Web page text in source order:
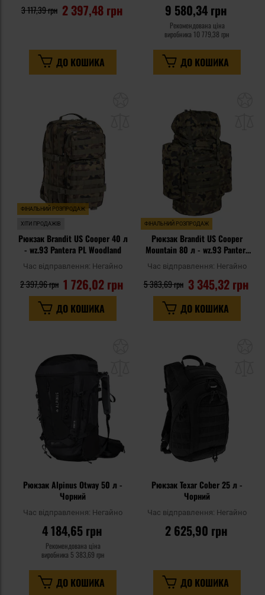
2 397,48 грн
3 117,39 грн
ДО КОШИКА
9 580,34 грн
Рекомендована ціна
виробника 10 779,38 грн
ДО КОШИКА
уподобань
ФІНАЛЬНИЙ РОЗПРОДАЖ
ХІТИ ПРОДАЖІВ
Рюкзак Brandit US Cooper 40 л
- wz.93 Pantera PL Woodland
Час відправлення: Негайно
1 726,02 грн
2 397,96 грн
ДО КОШИКА
ФІНАЛЬНИЙ РОЗПРОДАЖ
Рюкзак Brandit US Cooper
Mountain 80 л - wz.93 Pantera
PL Woodland
Час відправлення: Негайно
3 345,32 грн
5 383,69 грн
ДО КОШИКА
уподобань
Рюкзак Alpinus Otway 50 л -
Чорний
Час відправлення: Негайно
4 184,65 грн
Рекомендована ціна
виробника 5 383,69 грн
ДО КОШИКА
Рюкзак Texar Cober 25 л -
Чорний
Час відправлення: Негайно
2 625,90 грн
ДО КОШИКА